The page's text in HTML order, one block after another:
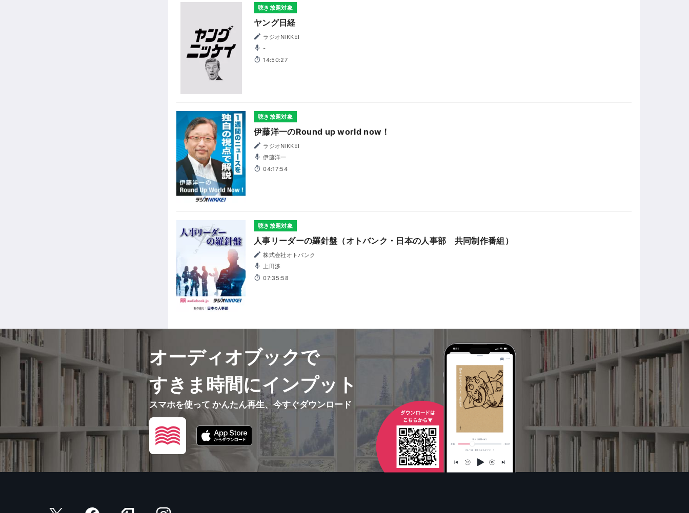
聴き放題対象
ヤング日経
ラジオNIKKEI
-
14:50:27
聴き放題対象
伊藤洋一のRound up world now！
ラジオNIKKEI
伊藤洋一
04:17:54
聴き放題対象
人事リーダーの羅針盤（オトバンク・日本の人事部 共同制作番組）
株式会社オトバンク
上田渉
07:35:58
オーディオブックで
すきま時間にインプット
スマホを使って かんたん再生、今すぐダウンロード